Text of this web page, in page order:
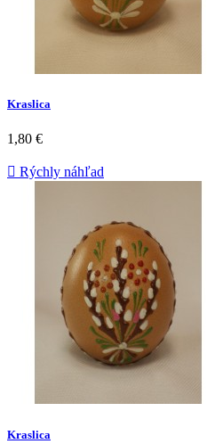
Kraslica
1,80 €
 Rýchly náhľad
Kraslica